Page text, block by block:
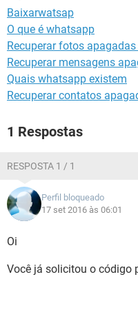
Baixarwatsap
O que é whatsapp
Recuperar fotos
Recuperar mensagens
Quais whatsapp existem
Recuperar contatos
1 Respostas
RESPOSTA 1 / 1
Perfil bloqueado
17 set 2016 às 06:01
Oi
Você já solicitou o código